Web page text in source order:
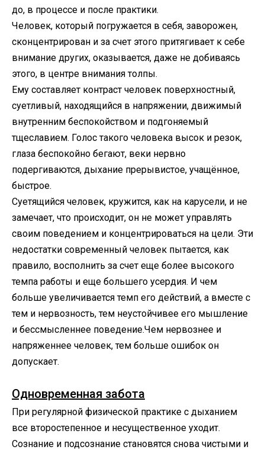
до, в процессе и после практики.
Человек, который погружается в себя, заворожен,
сконцентрирован и за счет этого притягивает к себе
внимание других, оказывается, даже не добиваясь
этого, в центре внимания толпы.
Ему составляет контраст человек поверхностный,
суетливый, находящийся в напряжении, движимый
внутренним беспокойством и подгоняемый
тщеславием. Голос такого человека высок и резок,
глаза беспокойно бегают, веки нервно
подергиваются, дыхание прерывистое, учащённое,
быстрое.
Суетящийся человек, кружится, как на карусели, и не
замечает, что происходит, он не может управлять
своим поведением и концентрироваться на цели. Эти
недостатки современный человек пытается, как
правило, восполнить за счет еще более высокого
темпа работы и еще большего усердия. И чем
больше увеличивается темп его действий, а вместе с
тем и нервозность, тем неустойчивее его мышление
и бессмысленнее поведение.Чем нервознее и
напряженнее человек, тем больше ошибок он
допускает.
Одновременная забота
При регулярной физической практике с дыханием
все второстепенное и несущественное уходит.
Сознание и подсознание становятся снова чистыми и